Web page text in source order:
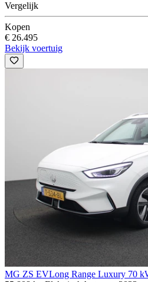
Vergelijk
Kopen
€ 26.495
Bekijk voertuig
MG ZS EVLong Range Luxury 70